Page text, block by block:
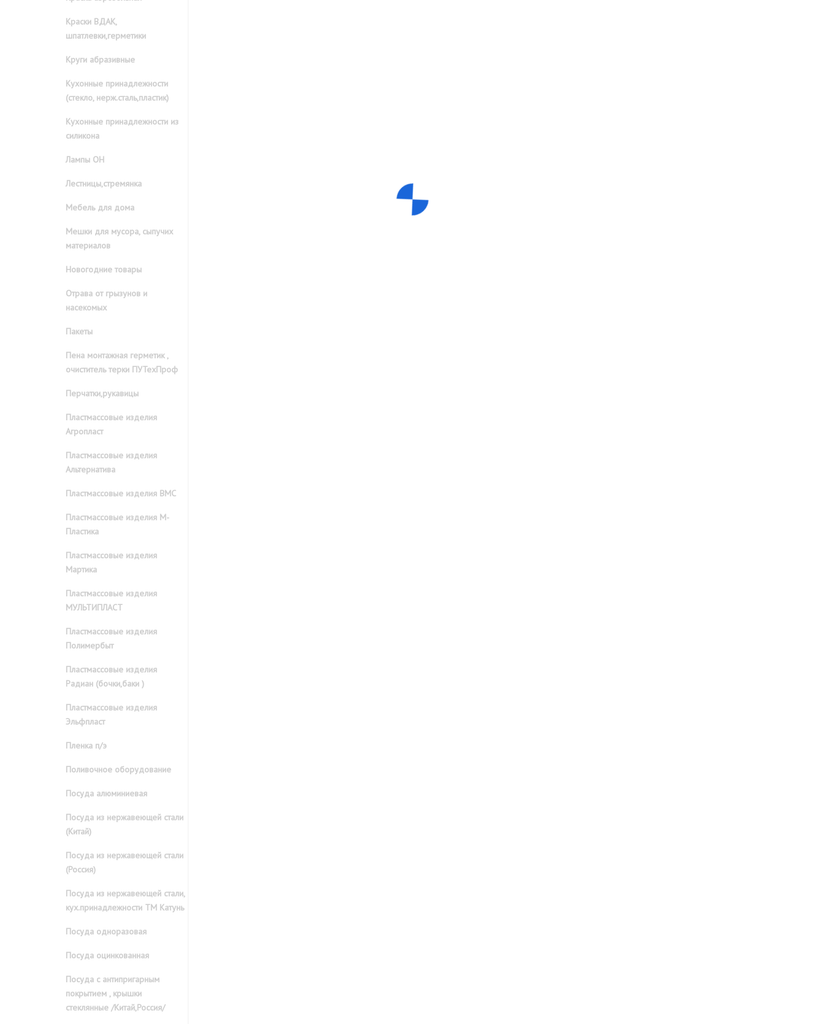
Краски ВДАК,
шпатлевки,герметики
Круги абразивные
Кухонные принадлежности
(стекло, нерж.сталь,пластик)
Кухонные принадлежности из
силикона
Лампы ОН
Лестницы,стремянка
Мебель для дома
Мешки для мусора, сыпучих
материалов
Новогодние товары
Отрава от грызунов и
насекомых
Пакеты
Пена монтажная герметик ,
очиститель терки ПУТехПроф
Перчатки,рукавицы
Пластмассовые изделия
Агропласт
Пластмассовые изделия
Альтернатива
Пластмассовые изделия ВМС
Пластмассовые изделия М-
Пластика
Пластмассовые изделия
Мартика
Пластмассовые изделия
МУЛЬТИПЛАСТ
Пластмассовые изделия
Полимербыт
Пластмассовые изделия
Радиан (бочки,баки )
Пластмассовые изделия
Эльфпласт
Пленка п/э
Поливочное оборудование
Посуда алюминиевая
Посуда из нержавеющей стали
(Китай)
Посуда из нержавеющей стали
(Россия)
Посуда из нержавеющей стали,
кух.принадлежности ТМ Катунь
Посуда одноразовая
Посуда оцинкованная
Посуда с антипригарным
покрытием , крышки
стеклянные /Китай,Россия/